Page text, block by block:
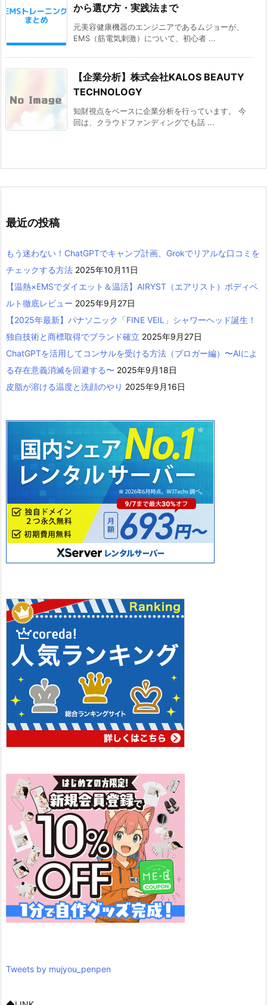
から選び方・実践法まで
元美容健康機器のエンジニアであるムジョーが、
EMS（筋電気刺激）について、初心者 ...
【企業分析】株式会社KALOS BEAUTY
TECHNOLOGY
知財視点をベースに企業分析を行っています。 今
回は、クラウドファンディングでも話 ...
最近の投稿
もう迷わない！ChatGPTでキャンプ計画、Grokでリアルな口コミを
チェックする方法 2025年10月11日
【温熱×EMSでダイエット＆温活】AIRYST（エアリスト）ボディベ
ルト徹底レビュー 2025年9月27日
【2025年最新】パナソニック「FINE VEIL」シャワーヘッド誕生！
独自技術と商標取得でブランド確立 2025年9月27日
ChatGPTを活用してコンサルを受ける方法（ブロガー編）〜AIによ
る存在意義消滅を回避する〜 2025年9月18日
皮脂が溶ける温度と洗顔のやり 2025年9月16日
Tweets by mujyou_penpen